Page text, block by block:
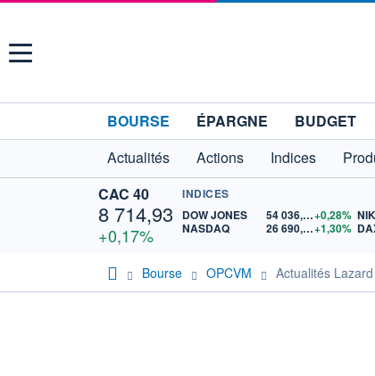
Menu
BOURSE ÉPARGNE BUDGET
Actualités
Actions Indices
CAC 40
8 714,93
+0,17%
INDICES
DOW JONES
54 036,93+0,28%
NASDAQ
26 690,62+1,30%
Bourse OPCVM Actualités